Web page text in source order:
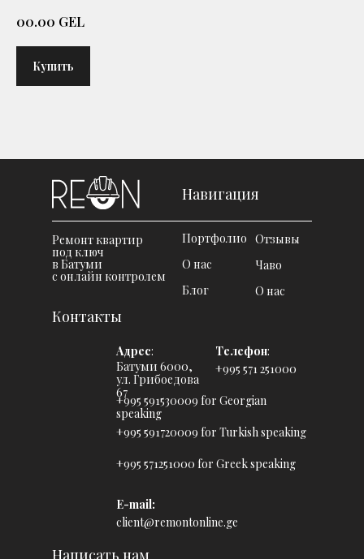
00.00 GEL
Купить
Навигация
Контакты
Написать нам
Портфолио
Адрес:
Батуми 6000,
ул. Грибоедова
67
Телефон:
+995 571 251000
О нас
Блог
Отзывы
Чаво
О нас
Ремонт квартир
под ключ
в Батуми
с онлайн контролем
client@remontonline.ge
E-mail:
+995 591530009 for Georgian
speaking
+995 591720009 for Turkish speaking
+995 571251000 for Greek speaking